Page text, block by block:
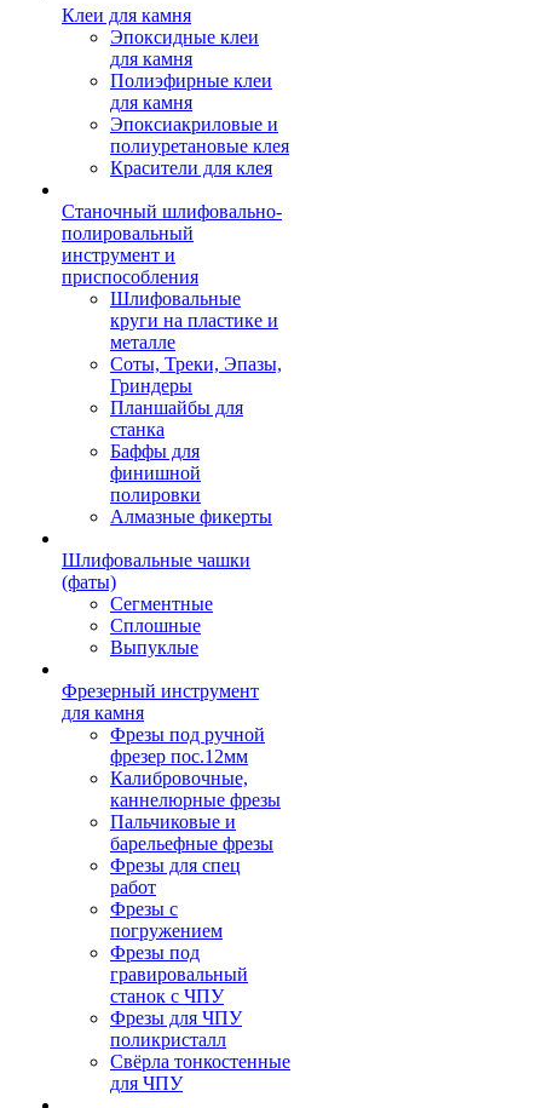
Клеи для камня
Эпоксидные клеи
для камня
Полиэфирные клеи
для камня
Эпоксиакриловые и
полиуретановые клея
Красители для клея
Станочный шлифовально-
полировальный
инструмент и
приспособления
Шлифовальные
круги на пластике и
металле
Соты, Треки, Эпазы,
Гриндеры
Планшайбы для
станка
Баффы для
финишной
полировки
Алмазные фикерты
Шлифовальные чашки
(фаты)
Сегментные
Сплошные
Выпуклые
Фрезерный инструмент
для камня
Фрезы под ручной
фрезер пос.12мм
Калибровочные,
каннелюрные фрезы
Пальчиковые и
барельефные фрезы
Фрезы для спец
работ
Фрезы с
погружением
Фрезы под
гравировальный
станок с ЧПУ
Фрезы для ЧПУ
поликристалл
Свёрла тонкостенные
для ЧПУ